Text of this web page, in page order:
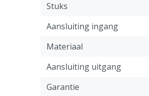
Stuks
Aansluiting ingang
Materiaal
Aansluiting uitgang
Garantie